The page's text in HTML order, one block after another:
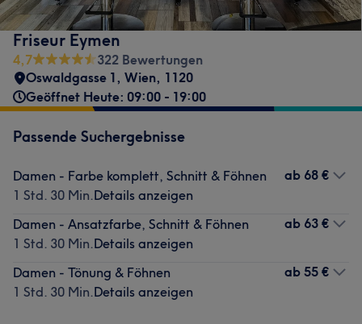
Friseur Eymen
4,7
322 Bewertungen
Oswaldgasse 1, Wien, 1120
Geöffnet Heute: 09:00 - 19:00
Passende Suchergebnisse
Damen - Farbe komplett, Schnitt & Föhnen
1 Std. 30 Min.Details anzeigen
ab 68 €
Damen - Ansatzfarbe, Schnitt & Föhnen
1 Std. 30 Min.Details anzeigen
ab 63 €
Damen - Tönung & Föhnen
1 Std. 30 Min.Details anzeigen
ab 55 €